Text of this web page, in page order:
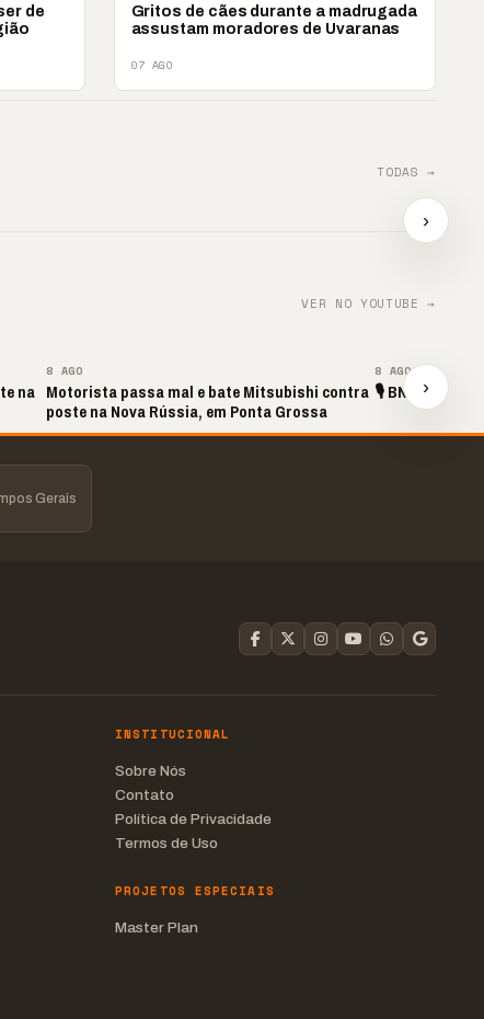
de
PONTA GROSSA
Gritos de cães durante a madrugada
assustam moradores de Uvaranas
07 AGO
TODAS →
📢⚽
›
VER NO YOUTUBE →
na
8 AGO
Motorista passa mal e bate Mitsubishi contra
poste na Nova Rússia, em Ponta Grossa
8 AGO
🎙️ BNT ›
Gerais
INSTITUCIONAL
Sobre Nós
Contato
Política de Privacidade
Termos de Uso
PROJETOS ESPECIAIS
Master Plan